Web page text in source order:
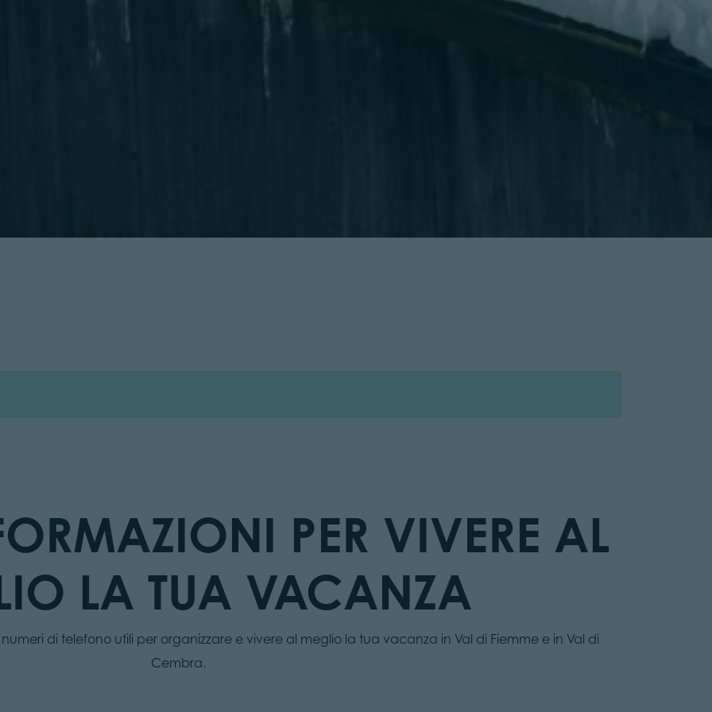
PER VIVERE AL
LA TUA VACANZA
di telefono utili per organizzare e vivere al meglio la tua vacanza in Val di Fiemme e in Val di
Cembra.